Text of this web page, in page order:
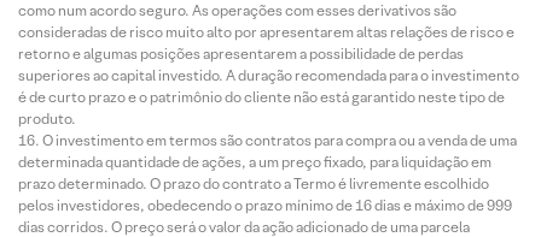
como num acordo seguro. As operações com esses derivativos são
consideradas de risco muito alto por apresentarem altas relações de risco e
retorno e algumas posições apresentarem a possibilidade de perdas
superiores ao capital investido. A duração recomendada para o investimento
é de curto prazo e o patrimônio do cliente não está garantido neste tipo de
produto.
O investimento em termos são contratos para compra ou a venda de uma
determinada quantidade de ações, a um preço fixado, para liquidação em
prazo determinado. O prazo do contrato a Termo é livremente escolhido
pelos investidores, obedecendo o prazo mínimo de 16 dias e máximo de 999
dias corridos. O preço será o valor da ação adicionado de uma parcela